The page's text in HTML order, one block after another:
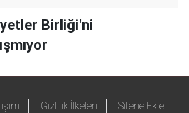
Birliği'ni
Gizlilik İlkeleri Sitene Ekle